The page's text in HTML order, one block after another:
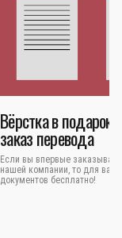
Вёрстка в подарок
заказ перевода
Если вы впервые
нашей компании, то для вас
документов бесплатно!